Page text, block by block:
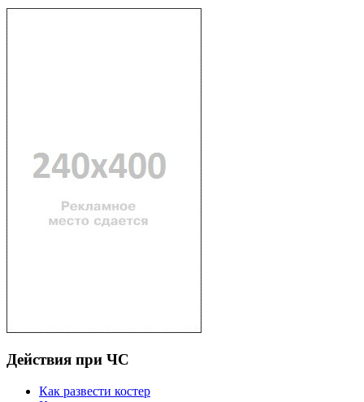
Действия при ЧС
Как развести костер